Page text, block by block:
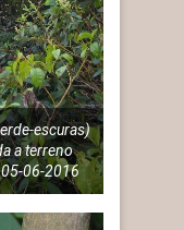
escuras)
a terreno
06-2016